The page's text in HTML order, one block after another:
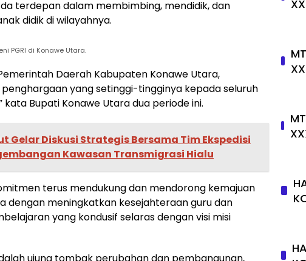
terdepan dalam membimbing, mendidik, dan
didik di wilayahnya.
PGRI di Konawe Utara.
Daerah Kabupaten Konawe Utara,
yang setinggi-tingginya kepada seluruh
kata Bupati Konawe Utara dua periode ini.
Gelar Diskusi Strategis Bersama Tim Ekspedisi
Kawasan Transmigrasi Hialu
terus mendukung dan mendorong kemajuan
dengan meningkatkan kesejahteraan guru dan
yang kondusif selaras dengan visi misi
ujung tombak perubahan dan pembangunan,